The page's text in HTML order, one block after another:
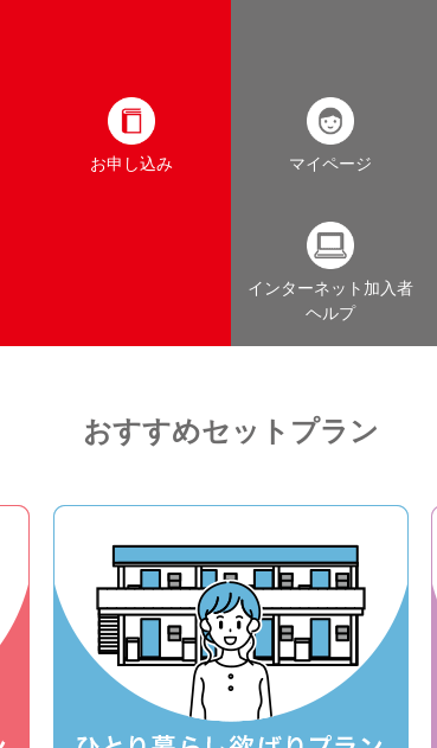
お申し込み マイページ
インターネット加入者
ヘルプ
おすすめセットプラン